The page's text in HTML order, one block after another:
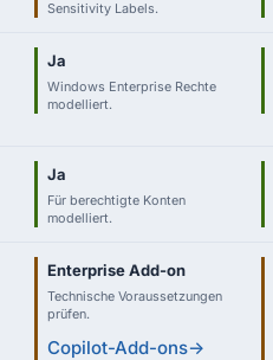
Sensitivity Labels.
Ja
Windows Enterprise Rechte
modelliert.
Ja
Für berechtigte Konten
modelliert.
Enterprise Add-on
Technische Voraussetzungen
prüfen.
Copilot-Add-ons→